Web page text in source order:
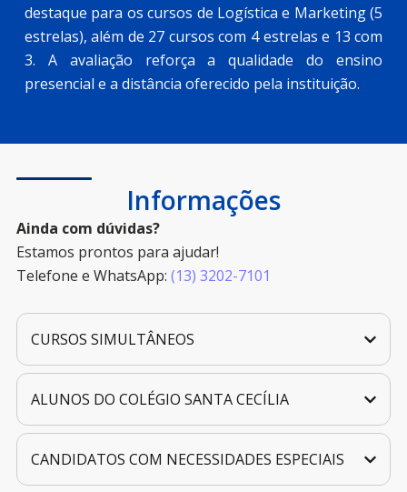
destaque para os cursos de Logística e Marketing (5
estrelas), além de 27 cursos com 4 estrelas e 13 com
3. A avaliação reforça a qualidade do ensino
presencial e a distância oferecido pela instituição.
Informações
Ainda com dúvidas?
Estamos prontos para ajudar!
Telefone e WhatsApp:(13) 3202-7101
CURSOS SIMULTÂNEOS
ALUNOS DO COLÉGIO SANTA CECÍLIA
CANDIDATOS COM NECESSIDADES ESPECIAIS